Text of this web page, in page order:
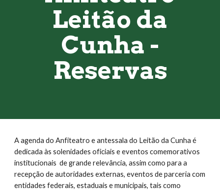
Leitão da
Cunha -
Reservas
A agenda do Anfiteatro e antessala do Leitão da Cunha é
dedicada às solenidades oficiais e eventos comemorativos
institucionais de grande relevância, assim como para a
recepção de autoridades externas, eventos de parceria com
entidades federais, estaduais e municipais, tais como